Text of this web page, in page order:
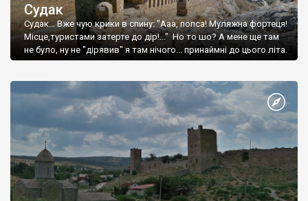
Судак
Судак... Вже чую крики в спину: "Ааа, попса! Муляжна фортеця!
Місце,туристами затерте до дір!..." Но то шо? А мене ще там
не було, ну не "дірявив" я там нічого... принаймні до цього літа.